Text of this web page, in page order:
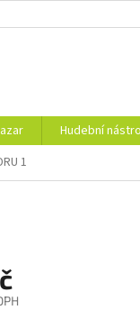
OCHRANY OSOBNÍCH
Hudební
1